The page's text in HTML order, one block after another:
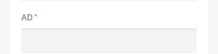
AD *